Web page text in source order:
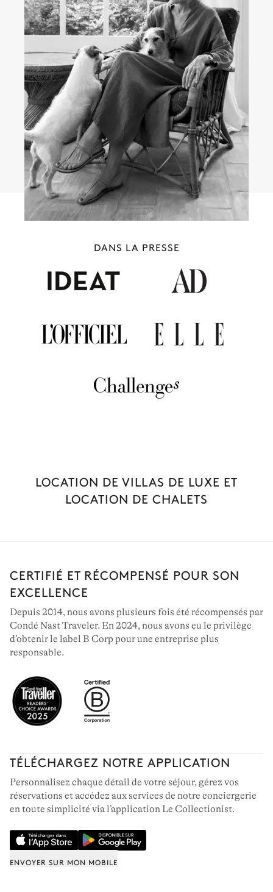
COMPORTA & MELIDES
54 villas à louer
COURCHEVEL
PAROS & ANTIPAROS
77 villas à louer
DANS LA PRESSE
LOCATION DE VILLAS DE LUXE ET
LOCATION DE CHALETS
CERTIFIÉ ET RÉCOMPENSÉ POUR SON
EXCELLENCE
Depuis 2014, nous avons plusieurs fois été récompensés par
Condé Nast Traveler. En 2024, nous avons eu le privilège
d’obtenir le label B Corp pour une entreprise plus
responsable.
TÉLÉCHARGEZ NOTRE APPLICATION
Personnalisez chaque détail de votre séjour, gérez vos
réservations et accédez aux services de notre conciergerie
en toute simplicité via l’application Le Collectionist.
ENVOYER SUR MON MOBILE